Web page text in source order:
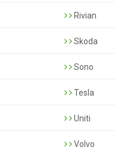
Rivian
Skoda
Sono
Tesla
Uniti
Volvo